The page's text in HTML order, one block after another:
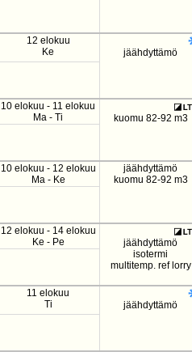
12 elokuu
Ke
jäähdyttämö
10 elokuu - 11 elokuu
Ma - Ti
kuomu 82-92 m3
10 elokuu - 12 elokuu
Ma - Ke
jäähdyttämö
kuomu 82-92 m3
12 elokuu - 14 elokuu
Ke - Pe
jäähdyttämö
isotermi
multitemp. ref lorry
11 elokuu
Ti
jäähdyttämö